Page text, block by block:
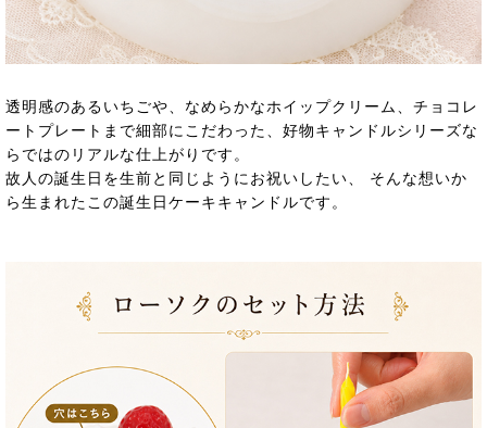
透明感のあるいちごや、なめらかなホイップクリーム、チョコレ
ートプレートまで細部にこだわった、好物キャンドルシリーズな
らではのリアルな仕上がりです。
故人の誕生日を生前と同じようにお祝いしたい、 そんな想いか
ら生まれたこの誕生日ケーキキャンドルです。